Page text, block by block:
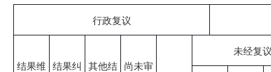
行政复议
结果维 结果纠 其他结 尚未审
未经复